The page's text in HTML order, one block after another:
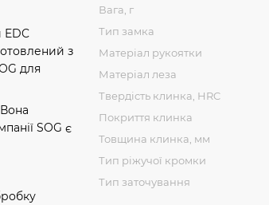
EDC
з
для
SOG є
Вага, г
Тип замка
Матеріал рукоятки
Матеріал леза
Твердість клинка, HRC
Покриття клинка
Товщина клинка, мм
Тип ріжучої кромки
Тип заточування